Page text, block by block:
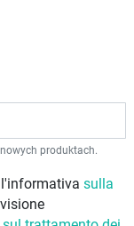
produktach.
sulla